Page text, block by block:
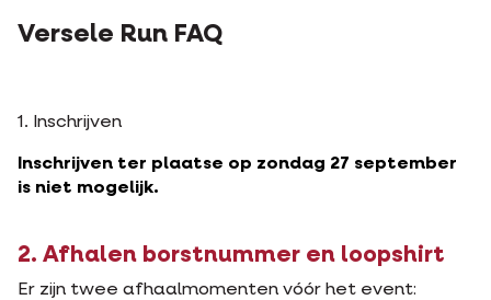
Versele Run FAQ
1. Inschrijven
Inschrijven ter plaatse op zondag 27 september
is niet mogelijk.
2. Afhalen borstnummer en loopshirt
Er zijn twee afhaalmomenten vóór het event: